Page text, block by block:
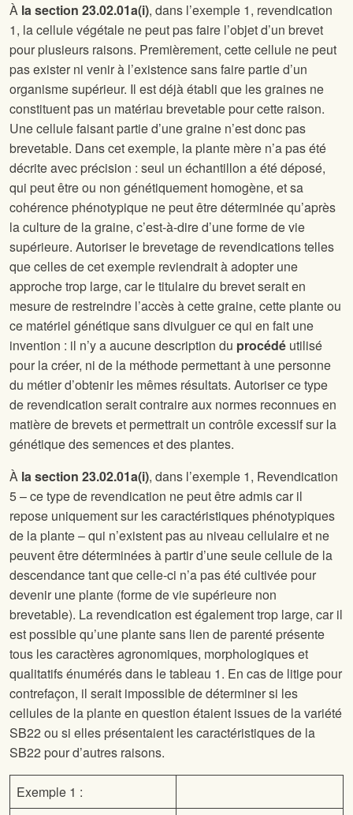
À la section 23.02.01a(i), dans l’exemple 1, revendication
1, la cellule végétale ne peut pas faire l’objet d’un brevet
pour plusieurs raisons. Premièrement, cette cellule ne peut
pas exister ni venir à l’existence sans faire partie d’un
organisme supérieur. Il est déjà établi que les graines ne
constituent pas un matériau brevetable pour cette raison.
Une cellule faisant partie d’une graine n’est donc pas
brevetable. Dans cet exemple, la plante mère n’a pas été
décrite avec précision : seul un échantillon a été déposé,
qui peut être ou non génétiquement homogène, et sa
cohérence phénotypique ne peut être déterminée qu’après
la culture de la graine, c’est-à-dire d’une forme de vie
supérieure. Autoriser le brevetage de revendications telles
que celles de cet exemple reviendrait à adopter une
approche trop large, car le titulaire du brevet serait en
mesure de restreindre l’accès à cette graine, cette plante ou
ce matériel génétique sans divulguer ce qui en fait une
invention : il n’y a aucune description du procédé utilisé
pour la créer, ni de la méthode permettant à une personne
du métier d’obtenir les mêmes résultats. Autoriser ce type
de revendication serait contraire aux normes reconnues en
matière de brevets et permettrait un contrôle excessif sur la
génétique des semences et des plantes.
À la section 23.02.01a(i), dans l’exemple 1, Revendication
5 – ce type de revendication ne peut être admis car il
repose uniquement sur les caractéristiques phénotypiques
de la plante – qui n’existent pas au niveau cellulaire et ne
peuvent être déterminées à partir d’une seule cellule de la
descendance tant que celle-ci n’a pas été cultivée pour
devenir une plante (forme de vie supérieure non
brevetable). La revendication est également trop large, car il
est possible qu’une plante sans lien de parenté présente
tous les caractères agronomiques, morphologiques et
qualitatifs énumérés dans le tableau 1. En cas de litige pour
contrefaçon, il serait impossible de déterminer si les
cellules de la plante en question étaient issues de la variété
SB22 ou si elles présentaient les caractéristiques de la
SB22 pour d’autres raisons.
Exemple 1 :